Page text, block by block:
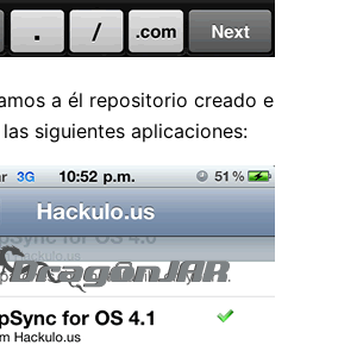
a él repositorio creado e
siguientes aplicaciones: